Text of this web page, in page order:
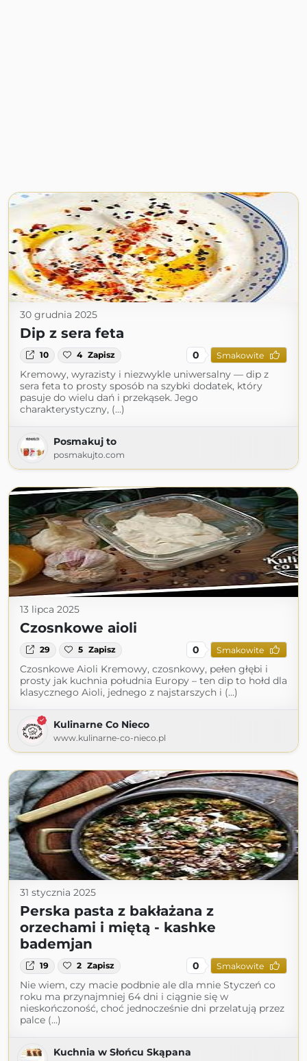
30 grudnia 2025
Dip z sera feta
10 4 Zapisz 0 Smakowite
Kremowy, wyrazisty i niezwykle uniwersalny — dip z
sera feta to prosty sposób na szybki dodatek, który
pasuje do wielu dań i przekąsek. Jego
charakterystyczny, (...)
Posmakuj to
posmakujto.com
13 lipca 2025
Czosnkowe aioli
29 5 Zapisz 0 Smakowite
Czosnkowe Aioli Kremowy, czosnkowy, pełen głębi i
prosty jak kuchnia południa Europy – ten dip to hołd dla
klasycznego Aioli, jednego z najstarszych i (...)
Kulinarne Co Nieco
www.kulinarne-co-nieco.pl
31 stycznia 2025
Perska pasta z bakłażana z
orzechami i miętą - kashke
bademjan
19 2 Zapisz 0 Smakowite
Nie wiem, czy macie podbnie ale dla mnie Styczeń co
roku ma przynajmniej 64 dni i ciągnie się w
nieskończoność, choć jednocześnie dni przelatują przez
palce (...)
Kuchnia w Słońcu Skąpana